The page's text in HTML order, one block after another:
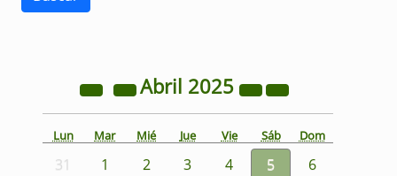
Abril 2025
Lun Mar Mié Jue Vie Sáb Dom
31 1 2 3 4 5
6